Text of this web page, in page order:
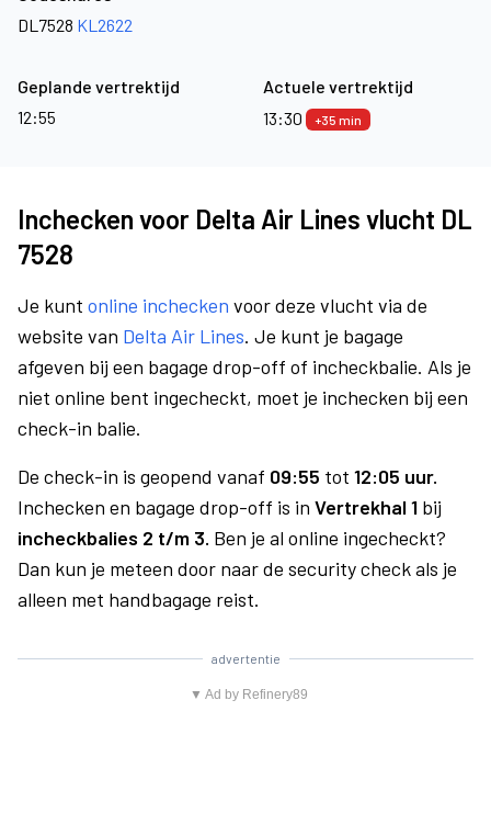
DL7528 KL2622
Geplande vertrektijd
12:55
Actuele vertrektijd
13:30
+35 min
Inchecken voor Delta Air Lines vlucht DL
7528
Je kunt online inchecken voor deze vlucht via de
website van Delta Air Lines. Je kunt je bagage
afgeven bij een bagage drop-off of incheckbalie. Als je
niet online bent ingecheckt, moet je inchecken bij een
check-in balie.
De check-in is geopend vanaf 09:55 tot 12:05 uur.
Inchecken en bagage drop-off is in Vertrekhal 1 bij
incheckbalies 2 t/m 3. Ben je al online ingecheckt?
Dan kun je meteen door naar de security check als je
alleen met handbagage reist.
advertentie
▼ Ad by Refinery89